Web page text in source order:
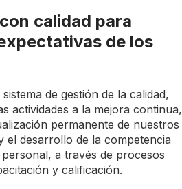
calidad para
de los
de gestión de la calidad,
actividades a la mejora continua,
permanente de nuestros
el desarrollo de la competencia
a través de procesos
y calificación.